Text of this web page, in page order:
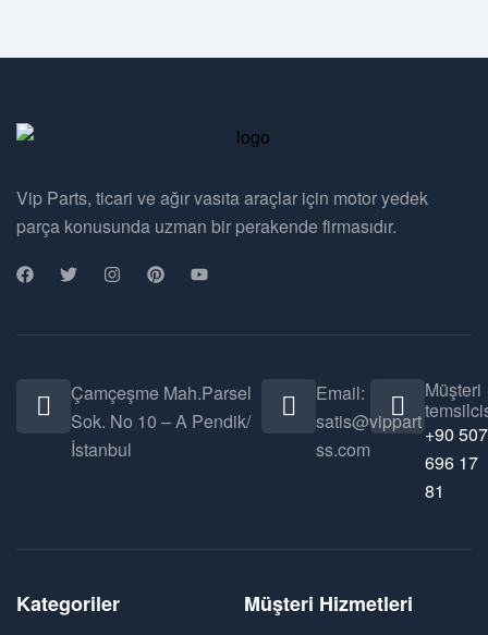
Vip Parts, ticari ve ağır vasıta araçlar için motor yedek
parça konusunda uzman bir perakende firmasıdır.
Çamçeşme Mah.Parsel
Sok. No 10 – A Pendik/
İstanbul
Email:
satis@vippart
ss.com
Müşteri
+90 507
696 17
81
Kategoriler Müşteri Hizmetleri